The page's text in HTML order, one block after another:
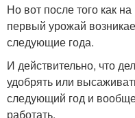
Но вот после того как
первый урожай
следующие года.
И действительно, что
удобрять или
следующий год и
работать.